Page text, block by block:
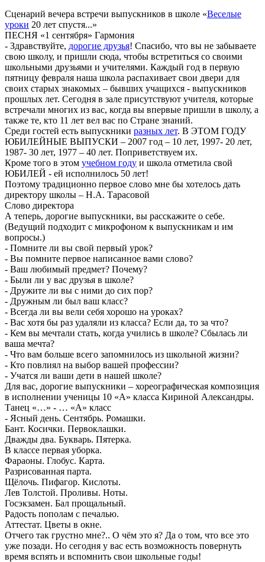
Сценарий вечера встречи выпускников в школе «Веселые
уроки 20 лет спустя...»
ПЕСНЯ «1 сентября» Гармония
- Здравствуйте, дорогие друзья! Спасибо, что вы не забываете
свою школу, и пришли сюда, чтобы встретиться со своими
школьными друзьями и учителями. Каждый год в первую
пятницу февраля наша школа распахивает свои двери для
своих старых знакомых – бывших учащихся - выпускников
прошлых лет. Сегодня в зале присутствуют учителя, которые
встречали многих из вас, когда вы впервые пришли в школу, а
также те, кто 11 лет вел вас по Стране знаний.
Среди гостей есть выпускники разных лет. В ЭТОМ ГОДУ
ЮБИЛЕЙНЫЕ ВЫПУСКИ – 2007 год – 10 лет, 1997- 20 лет,
1987- 30 лет, 1977 – 40 лет. Поприветствуем их.
Кроме того в этом учебном году и школа отметила свой
ЮБИЛЕЙ - ей исполнилось 50 лет!
Поэтому традиционно первое слово мне бы хотелось дать
директору школы – Н.А. Тарасовой
Слово директора
А теперь, дорогие выпускники, вы расскажите о себе.
(Ведущий подходит с микрофоном к выпускникам и им
вопросы.)
- Помните ли вы свой первый урок?
- Вы помните первое написанное вами слово?
- Ваш любимый предмет? Почему?
- Были ли у вас друзья в школе?
- Дружите ли вы с ними до сих пор?
- Дружным ли был ваш класс?
- Всегда ли вы вели себя хорошо на уроках?
- Вас хотя бы раз удаляли из класса? Если да, то за что?
- Кем вы мечтали стать, когда учились в школе? Сбылась ли
ваша мечта?
- Что вам больше всего запомнилось из школьной жизни?
- Кто повлиял на выбор вашей профессии?
- Учатся ли ваши дети в нашей школе?
Для вас, дорогие выпускники – хореографическая композиция
в исполнении ученицы 10 «А» класса Кириной Александры.
Танец «…» - … «А» класс
- Ясный день. Сентябрь. Ромашки.
Бант. Косички. Первоклашки.
Дважды два. Букварь. Пятерка.
В классе первая уборка.
Фараоны. Глобус. Карта.
Разрисованная парта.
Щёлочь. Пифагор. Кислоты.
Лев Толстой. Проливы. Ноты.
Госэкзамен. Бал прощальный.
Радость пополам с печалью.
Аттестат. Цветы в окне.
Отчего так грустно мне?.. О чём это я? Да о том, что все это
уже позади. Но сегодня у вас есть возможность повернуть
время вспять и вспомнить свои школьные годы!